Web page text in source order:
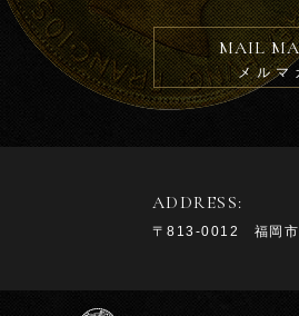
MAIL
メルマ
ADDRESS:
〒813-0012 福岡市